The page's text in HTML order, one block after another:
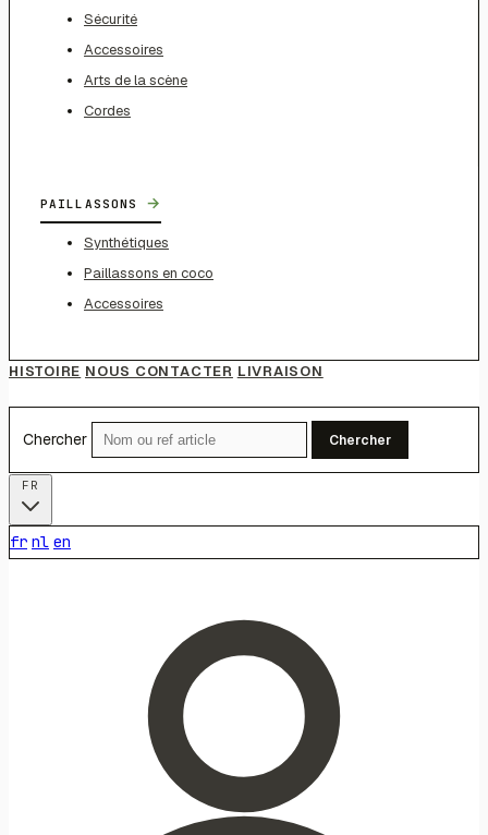
Sécurité
Accessoires
Arts de la scène
Cordes
PAILLASSONS →
Synthétiques
Paillassons en coco
Accessoires
HISTOIRE NOUS CONTACTER LIVRAISON
Chercher Chercher
fr nl en